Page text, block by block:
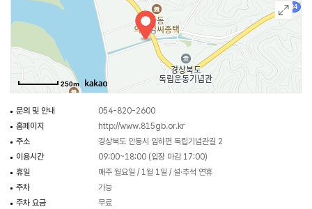
사람들의 국내외 독립운동이 담겨 있다. 의병항쟁을 시작으로 국채보상운동,
자정순국, 만주지역 항일투쟁, 6·10 만세운동, 의열투쟁, 한국광복군 등 경북
사람들의 쉼 없는 항일투쟁과 관련 유물이 소개되어 있다.
또한 의열관은 안동 독립운동의 뿌리가 된 전통마을의 항일투쟁을 한눈에 볼 수
있다. 안동 독립운동의 뿌리가 된 전통마을의 항일투쟁을 전시하고 있는
전시실과 되살아나는 불씨, 나라 위해 목숨 바친 경북 사람들의 51년
250m
문의 및 안내
054-820-2600
홈페이지
http://www.815gb.or.kr
주소
경상북도 안동시 임하면 독립기념관길 2
이용시간
09:00~18:00 (입장 마감 17:00)
휴일
매주 월요일 / 1월 1일 / 설·추석 연휴
주차
가능
주차 요금
무료